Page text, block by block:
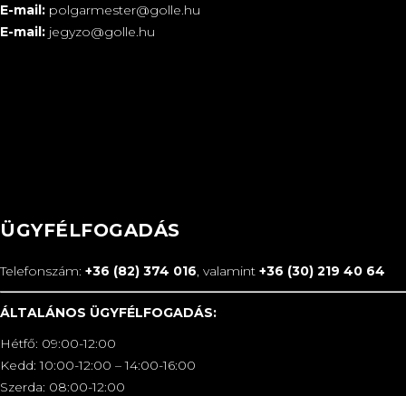
E-mail: polgarmester@golle.hu
E-mail: jegyzo@golle.hu
ÜGYFÉLFOGADÁS
Telefonszám: +36 (82) 374 016, valamint +36 (30) 219 40 64
ÁLTALÁNOS ÜGYFÉLFOGADÁS:
Hétfő: 09:00-12:00
Kedd: 10:00-12:00 – 14:00-16:00
Szerda: 08:00-12:00